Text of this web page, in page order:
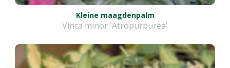
Kleine maagdenpalm
Vinca minor 'Atropurpurea'